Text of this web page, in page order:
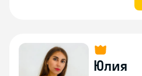
Юлия